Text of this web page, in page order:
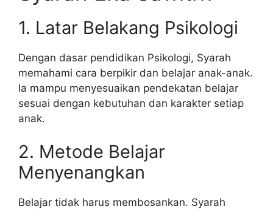
1. Latar Belakang Psikologi
Dengan dasar pendidikan Psikologi, Syarah
memahami cara berpikir dan belajar anak-anak.
Ia mampu menyesuaikan pendekatan belajar
sesuai dengan kebutuhan dan karakter setiap
anak.
2. Metode Belajar
Menyenangkan
Belajar tidak harus membosankan. Syarah